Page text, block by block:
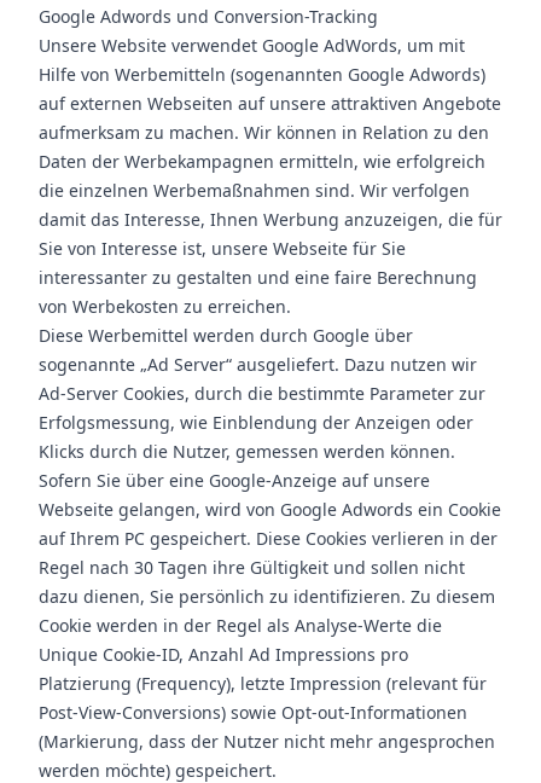
Google Adwords und Conversion-Tracking
Unsere Website verwendet Google AdWords, um mit
Hilfe von Werbemitteln (sogenannten Google Adwords)
auf externen Webseiten auf unsere attraktiven Angebote
aufmerksam zu machen. Wir können in Relation zu den
Daten der Werbekampagnen ermitteln, wie erfolgreich
die einzelnen Werbemaßnahmen sind. Wir verfolgen
damit das Interesse, Ihnen Werbung anzuzeigen, die für
Sie von Interesse ist, unsere Webseite für Sie
interessanter zu gestalten und eine faire Berechnung
von Werbekosten zu erreichen.
Diese Werbemittel werden durch Google über
sogenannte „Ad Server“ ausgeliefert. Dazu nutzen wir
Ad-Server Cookies, durch die bestimmte Parameter zur
Erfolgsmessung, wie Einblendung der Anzeigen oder
Klicks durch die Nutzer, gemessen werden können.
Sofern Sie über eine Google-Anzeige auf unsere
Webseite gelangen, wird von Google Adwords ein Cookie
auf Ihrem PC gespeichert. Diese Cookies verlieren in der
Regel nach 30 Tagen ihre Gültigkeit und sollen nicht
dazu dienen, Sie persönlich zu identifizieren. Zu diesem
Cookie werden in der Regel als Analyse-Werte die
Unique Cookie-ID, Anzahl Ad Impressions pro
Platzierung (Frequency), letzte Impression (relevant für
Post-View-Conversions) sowie Opt-out-Informationen
(Markierung, dass der Nutzer nicht mehr angesprochen
werden möchte) gespeichert.